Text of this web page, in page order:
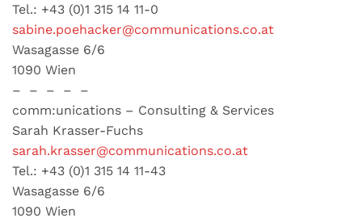
Tel.: +43 (0)1 315 14 11-0
sabine.poehacker@communications.co.at
Wasagasse 6/6
1090 Wien
– – – – –
comm:unications – Consulting & Services
Sarah Krasser-Fuchs
sarah.krasser@communications.co.at
Tel.: +43 (0)1 315 14 11-43
Wasagasse 6/6
1090 Wien